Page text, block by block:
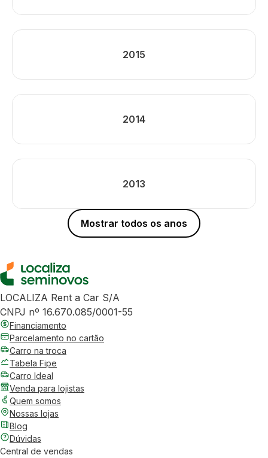
2015
2014
2013
Mostrar todos os anos
LOCALIZA Rent a Car S/A
CNPJ nº 16.670.085/0001-55
Financiamento
Parcelamento no cartão
Carro na troca
Tabela Fipe
Carro Ideal
Venda para lojistas
Quem somos
Nossas lojas
Blog
Dúvidas
Central de vendas